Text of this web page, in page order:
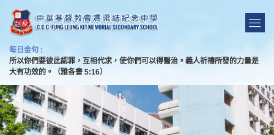
每日金句 :
所以你們要彼此認罪，互相代求，使你們可以得醫治。義人祈禱所發的力量是
大有功效的。（雅各書 5:16）